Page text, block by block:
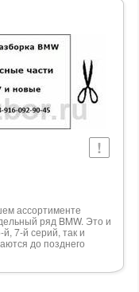
ассортименте
ряд BMW. Это и
7-й серий, так и
до позднего